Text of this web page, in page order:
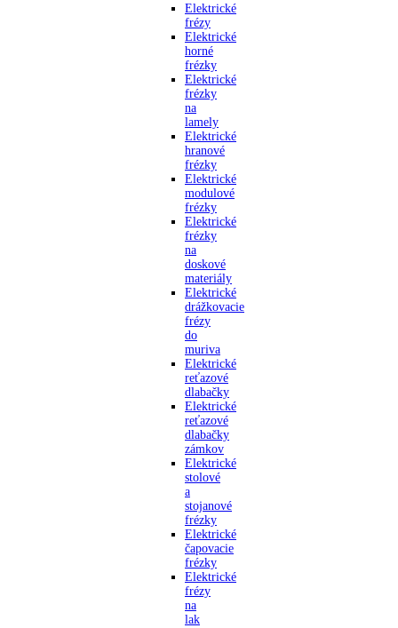
Elektrické
frézy
Elektrické
horné
frézky
Elektrické
frézky
na
lamely
Elektrické
hranové
frézky
Elektrické
modulové
frézky
Elektrické
frézky
na
doskové
materiály
Elektrické
drážkovacie
frézy
do
muriva
Elektrické
reťazové
dlabačky
Elektrické
reťazové
dlabačky
zámkov
Elektrické
stolové
a
stojanové
frézky
Elektrické
čapovacie
frézky
Elektrické
frézy
na
lak